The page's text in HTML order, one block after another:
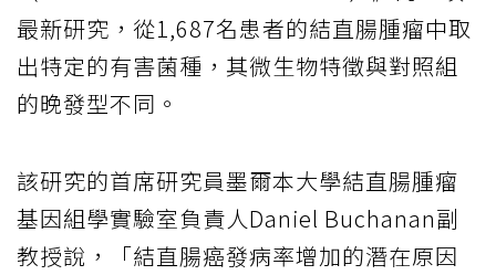
最新研究，從1,687名患者的結直腸腫瘤中取
出特定的有害菌種，其微生物特徵與對照組
的晚發型不同。
該研究的首席研究員墨爾本大學結直腸腫瘤
基因組學實驗室負責人Daniel Buchanan副
教授說，「結直腸癌發病率增加的潛在原因